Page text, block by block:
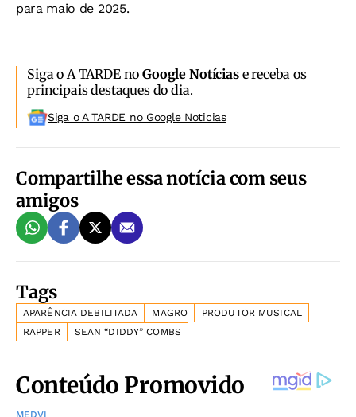
para maio de 2025.
Siga o A TARDE noGoogle Notíciase receba os
principais destaques do dia.
Siga o A TARDE no Google Noticias
Compartilhe essa notícia com seus
amigos
Tags
APARÊNCIA DEBILITADA MAGRO
PRODUTOR MUSICAL
RAPPER
SEAN “DIDDY” COMBS